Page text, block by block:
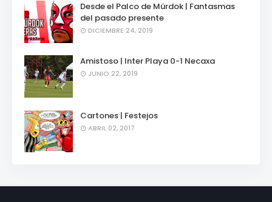
Desde el Palco de Mürdok | Fantasmas
del pasado presente
DICIEMBRE 24, 2019
Amistoso | Inter Playa 0-1 Necaxa
JUNIO 22, 2019
Cartones | Festejos
ABRIL 02, 2017